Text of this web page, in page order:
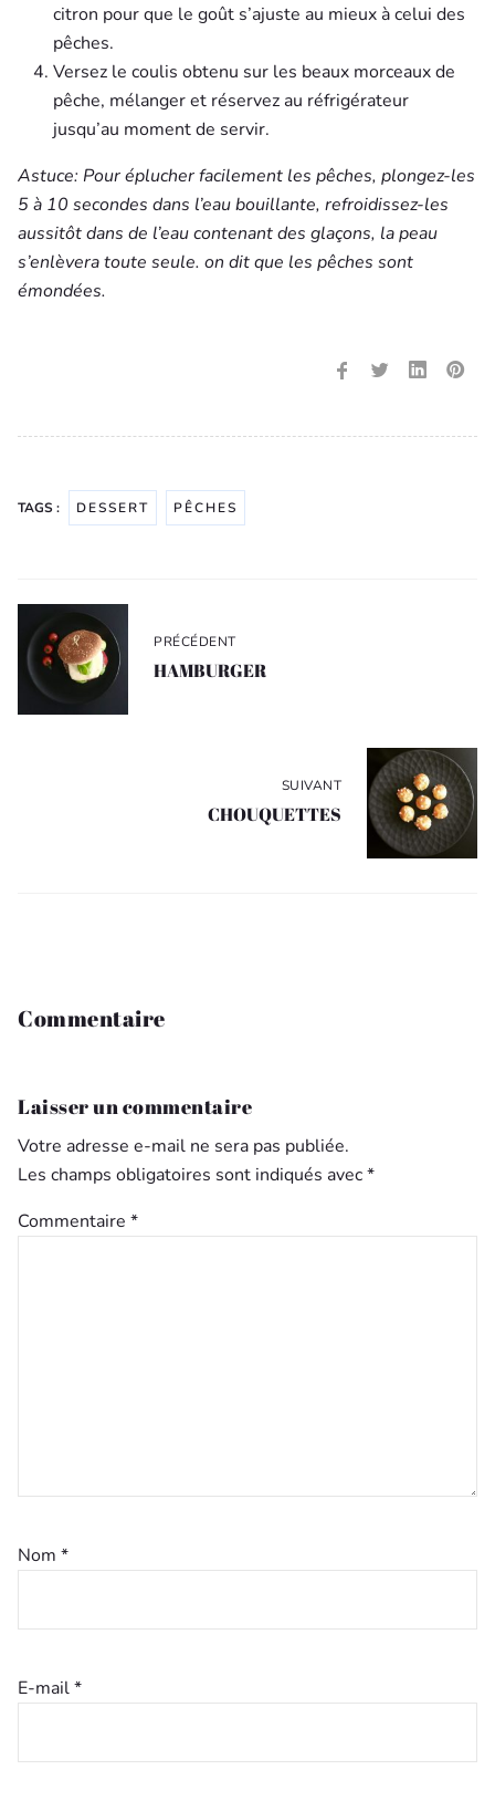
citron pour que le goût s’ajuste au mieux à celui des
pêches.
Versez le coulis obtenu sur les beaux morceaux de
pêche, mélanger et réservez au réfrigérateur
jusqu’au moment de servir.
Astuce: Pour éplucher facilement les pêches, plongez-les
5 à 10 secondes dans l’eau bouillante, refroidissez-les
aussitôt dans de l’eau contenant des glaçons, la peau
s’enlèvera toute seule. on dit que les pêches sont
émondées.
TAGS : DESSERT PÊCHES
de
l’article
PRÉCÉDENT
HAMBURGER
SUIVANT
CHOUQUETTES
Commentaire
Laisser un commentaire
Votre adresse e-mail ne sera pas publiée.
Les champs obligatoires sont indiqués avec*
Commentaire *
Nom *
E-mail*